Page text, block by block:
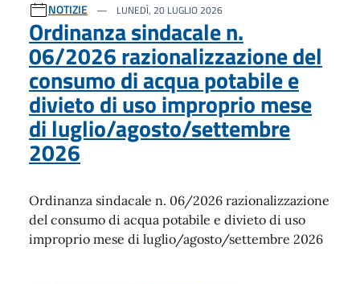
NOTIZIE LUNEDÌ, 20 LUGLIO 2026
Ordinanza sindacale n.
06/2026 razionalizzazione del
consumo di acqua potabile e
divieto di uso improprio mese
di luglio/agosto/settembre
2026
Ordinanza sindacale n. 06/2026 razionalizzazione
del consumo di acqua potabile e divieto di uso
improprio mese di luglio/agosto/settembre 2026